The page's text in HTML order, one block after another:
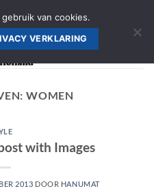
WOMEN
with Images
2013 DOOR HANUMAT
van cookies.
VERKLARING